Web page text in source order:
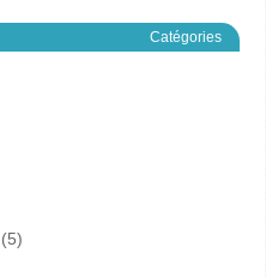
Catégories
(5)